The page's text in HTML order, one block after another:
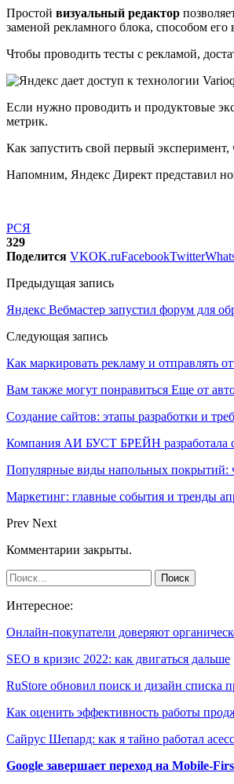
Простой визуальный редактор
заменой рекламного блока, способом
Чтобы проводить тесты с рекламой,
Если нужно проводить и продуктовые
метрик.
Как запустить свой первый
Напомним, Яндекс Директ представил
РСЯ
329
Поделится VKOK.ruFacebookTwitter
Предыдущая запись
Яндекс Вебмастер запустил форум для
Следующая запись
Как маркировать рекламу и отправлять
Вам также могут понравиться Еще от
Создание сайтов: этапы разработки и
Компания АИ БУСТ БРЕЙН разработала
Популярные виды напольных покрытий:
Маркетинг: главные события и тренды
Prev Next
Комментарии закрыты.
Интересное:
Онлайн-покупатели доверяют
SEO в кризис 2022: как двигаться дальше
RuStore обновил поиск и дизайн списка
Как оценить эффективность работы
Сайрус Шепард: как я тайно работал
Google завершает переход на Mobile-